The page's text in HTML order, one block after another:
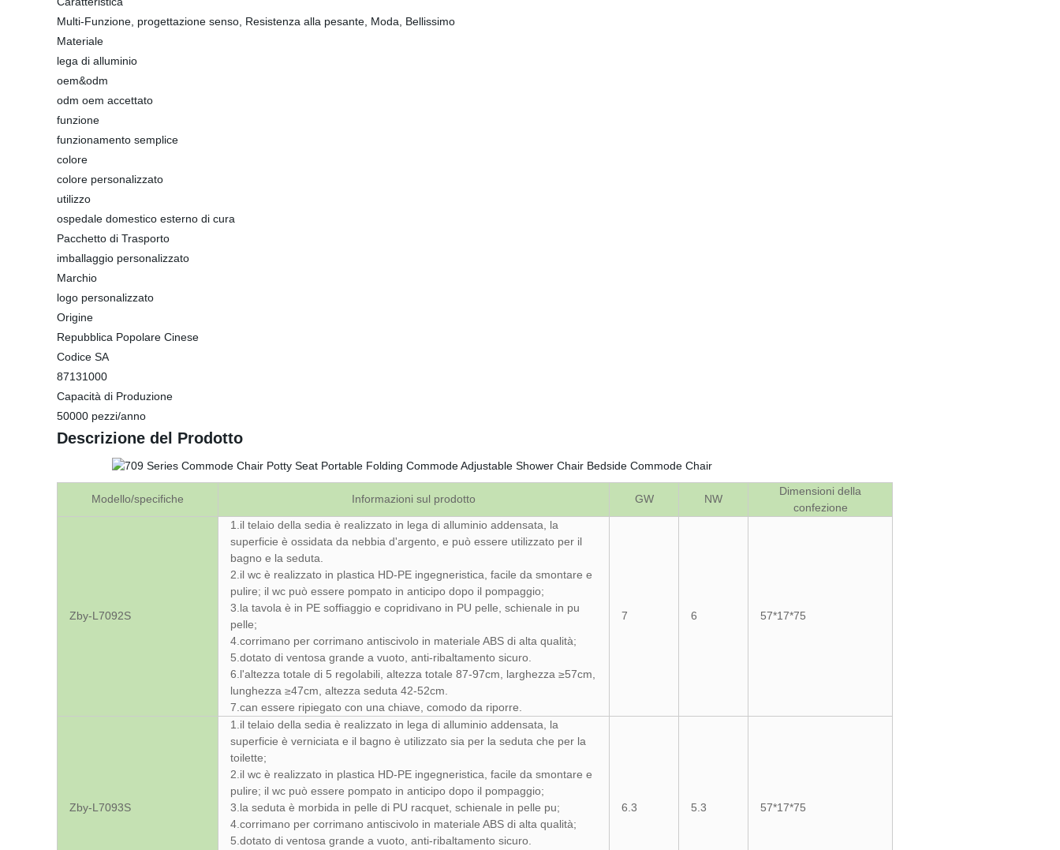
Multi-Funzione, progettazione senso, Resistenza alla pesante, Moda, Bellissimo
Materiale
lega di alluminio
oem&odm
odm oem accettato
funzione
funzionamento semplice
colore
colore personalizzato
utilizzo
ospedale domestico esterno di cura
Pacchetto di Trasporto
imballaggio personalizzato
Marchio
logo personalizzato
Origine
Repubblica Popolare Cinese
Codice SA
87131000
Capacità di Produzione
50000 pezzi/anno
Descrizione del Prodotto
Modello/specifiche Informazioni sul prodotto GW NW
Dimensioni della
confezione
Zby-L7092S
1.il telaio della sedia è realizzato in lega di alluminio addensata, la
superficie è ossidata da nebbia d'argento, e può essere utilizzato per il
bagno e la seduta.
2.il wc è realizzato in plastica HD-PE ingegneristica, facile da smontare e
pulire; il wc può essere pompato in anticipo dopo il pompaggio;
3.la tavola è in PE soffiaggio e copridivano in PU pelle, schienale in pu
pelle;
4.corrimano per corrimano antiscivolo in materiale ABS di alta qualità;
5.dotato di ventosa grande a vuoto, anti-ribaltamento sicuro.
6.l'altezza totale di 5 regolabili, altezza totale 87-97cm, larghezza ≥57cm,
lunghezza ≥47cm, altezza seduta 42-52cm.
7.can essere ripiegato con una chiave, comodo da riporre.
7 6 57*17*75
Zby-L7093S
1.il telaio della sedia è realizzato in lega di alluminio addensata, la
superficie è verniciata e il bagno è utilizzato sia per la seduta che per la
toilette;
2.il wc è realizzato in plastica HD-PE ingegneristica, facile da smontare e
pulire; il wc può essere pompato in anticipo dopo il pompaggio;
3.la seduta è morbida in pelle di PU racquet, schienale in pelle pu;
4.corrimano per corrimano antiscivolo in materiale ABS di alta qualità;
5.dotato di ventosa grande a vuoto, anti-ribaltamento sicuro.
6.3 5.3 57*17*75